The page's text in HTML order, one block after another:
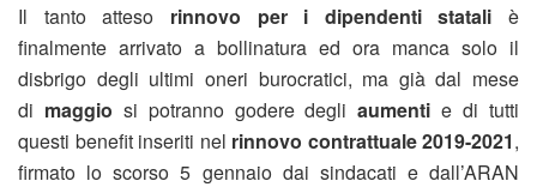
Il tanto atteso rinnovo per i dipendenti statali è
finalmente arrivato a bollinatura ed ora manca solo il
disbrigo degli ultimi oneri burocratici, ma già dal mese
di maggio si potranno godere degliaumenti e di tutti
questi benefit inseriti nel rinnovo contrattuale 2019-2021,
firmato lo scorso 5 gennaio dai sindacati e dall’ARAN